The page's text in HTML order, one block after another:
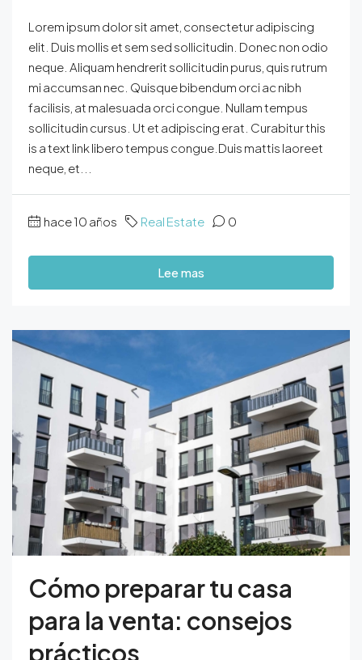
Lorem ipsum dolor sit amet, consectetur adipiscing
elit. Duis mollis et sem sed sollicitudin. Donec non odio
neque. Aliquam hendrerit sollicitudin purus, quis rutrum
mi accumsan nec. Quisque bibendum orci ac nibh
facilisis, at malesuada orci congue. Nullam tempus
sollicitudin cursus. Ut et adipiscing erat. Curabitur this
is a text link libero tempus congue.Duis mattis laoreet
neque, et...
hace 10 años Real Estate 0
Lee mas
Cómo preparar tu casa
para la venta: consejos
prácticos